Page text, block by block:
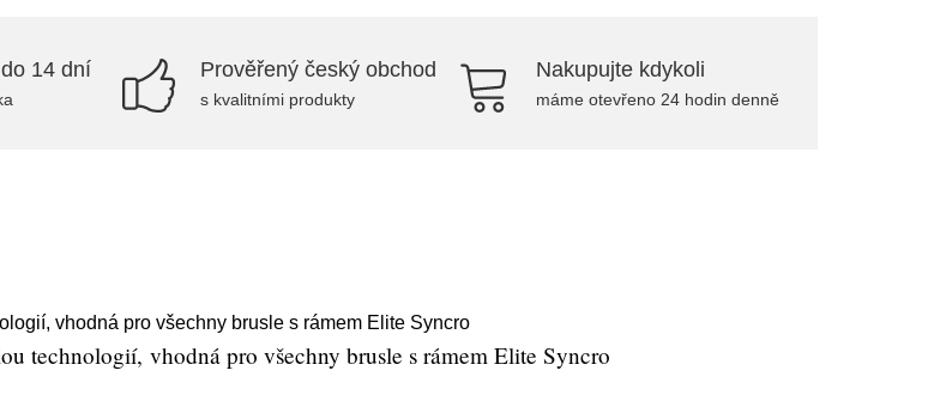
14 dní Prověřený český obchod
s kvalitními produkty
Nakupujte kdykoli
máme otevřeno 24 hodin denně
vhodná pro všechny brusle s rámem Elite Syncro
technologií, vhodná pro všechny brusle s rámem Elite Syncro